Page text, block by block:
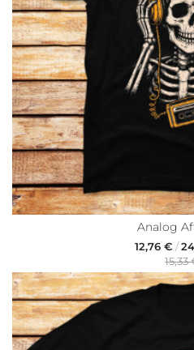
Analog
12,76 € /
15,33